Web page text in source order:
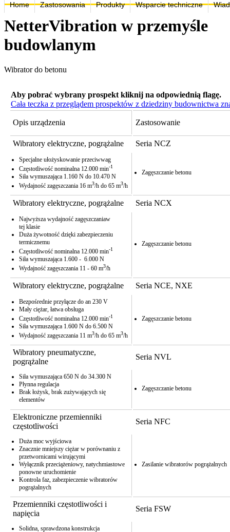
Home Zastosowania Produkty Wsparcie techniczne
NetterVibration w przemyśle
budowlanym
Wibrator do betonu
Aby pobrać wybrany prospekt kliknij na odpowiednią flagę.
Cała teczka z przeglądem prospektów z dziedziny budownictwa
Opis urządzenia Zastosowanie
Wibratory elektryczne, pogrążalne Seria NCZ
Specjalne ułożyskowanie przeciwwag
Częstotliwość nominalna 12.000 min-1
Siła wymuszająca 1.160 N do 10.470 N
Wydajność zagęszczania 16 m3/h do 65 m3/h
Zagęszczanie betonu
Wibratory elektryczne, pogrążalne Seria NCX
Najwyższa wydajność zagęszczaniaw
tej klasie
Duża żywotność dzięki zabezpieczeniu
termicznemu
Częstotliwość nominalna 12.000 min-1
Siła wymuszająca 1.600 - 6.000 N
Wydajność zagęszczania 11 - 60 m3/h
Zagęszczanie betonu
Wibratory elektryczne, pogrążalne Seria NCE, NXE
Bezpośrednie przyłącze do an 230 V
Mały ciężar, łatwa obsługa
Częstotliwość nominalna 12.000 min-1
Siła wymuszająca 1.600 N do 6.500 N
Wydajność zagęszczania 11 m3/h do 65 m3/h
Zagęszczanie betonu
Wibratory pneumatyczne,
pogrążalne
Seria NVL
Siła wymuszająca 650 N do 34.300 N
Płynna regulacja
Brak łożysk, brak zużywających się
elementów
Zagęszczanie betonu
Elektroniczne przemienniki
częstotliwości
Seria NFC
Duża moc wyjściowa
Znacznie mniejszy ciężar w porównaniu z
przetwornicami wirującymi
Wyłącznik przeciążeniowy, natychmiastowe
ponowne uruchomienie
Kontrola faz, zabezpieczenie wibratorów
pogrążalnych
Zasilanie wibratorów pogrążalnych
Przemienniki częstotliwości i
napięcia
Seria FSW
Solidna, sprawdzona konstrukcja